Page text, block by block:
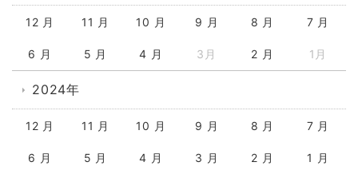
12 月 11 月 10 月 9 月 8 月 7 月
6 月 5 月 4 月 3月 2 月 1月
2024年
12 月 11 月 10 月 9 月 8 月 7 月
6 月 5 月 4 月 3 月 2 月 1 月